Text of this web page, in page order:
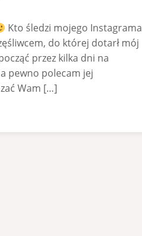
Kto śledzi mojego Instagrama
do której dotarł mój
przez kilka dni na
pewno polecam jej
Wam […]